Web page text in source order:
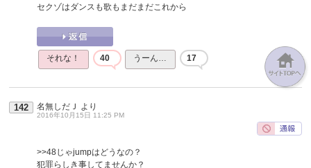
セクゾはダンスも歌もまだまだこれから
それな！ 40 うーん… 17
142 名無しだＪ より
2016年10月15日 11:25 PM
>>48じゃjumpはどうなの？
犯罪らしき事してませんか？